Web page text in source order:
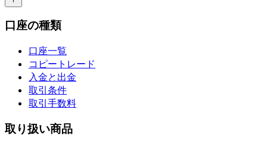
口座の種類
口座一覧
コピートレード
入金と出金
取引条件
取引手数料
取り扱い商品